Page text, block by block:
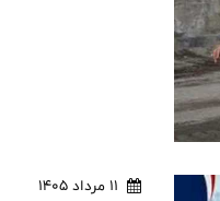
11 مرداد 1405